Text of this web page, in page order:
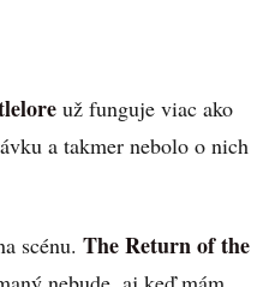
už funguje viac ako
a takmer nebolo o nich
scénu. The Return of the